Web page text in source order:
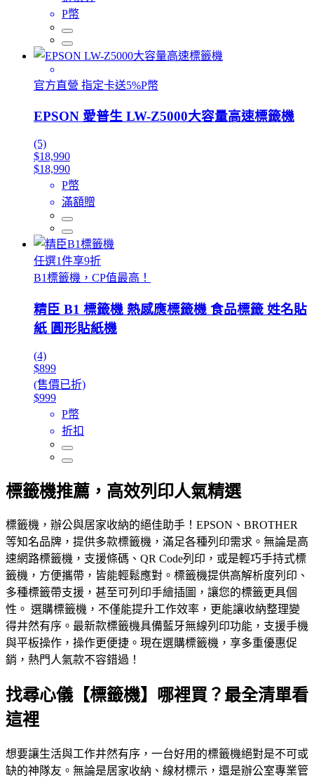
P幣
官方直營 指定卡送5%P幣
EPSON 愛普生 LW-Z5000大容量高速標籤機
(5)
$18,990
$18,990
P幣
滿額贈
任選1件享9折
B1標籤機，CP值最高！
精臣 B1 標籤機 熱感應標籤機 食品標籤 姓名貼
紙 圓形貼紙機
(4)
$899
(售價已折)
$999
P幣
折扣
標籤機推薦，高效列印人氣精選
標籤機，辦公與居家收納的絕佳助手！EPSON、BROTHER
等知名品牌，提供多款標籤機，滿足各種列印需求。無論是高
速網路標籤機，支援條碼、QR Code列印，或是輕巧手持式標
籤機，方便攜帶，皆能輕鬆應對。標籤機提供高解析度列印、
多種標籤帶支援，甚至可列印手繪插圖，讓您的標籤更具個
性。 選購標籤機，不僅能提升工作效率，更能讓收納整理變
得井然有序。最新款標籤機具備藍牙無線列印功能，支援手機
與平板操作，操作更便捷。現在選購標籤機，享多重優惠促
銷，熱門人氣款不容錯過！
找尋心儀【標籤機】哪裡買？最全清單看
這裡
想要讓生活與工作井然有序，一台好用的標籤機絕對是不可或
缺的神隊友。無論是居家收納、線材標示，還是辦公室專業管